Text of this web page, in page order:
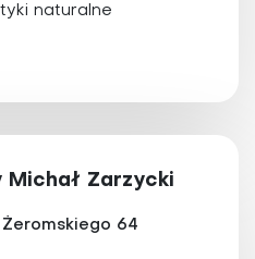
naturalne
Michał Zarzycki
64